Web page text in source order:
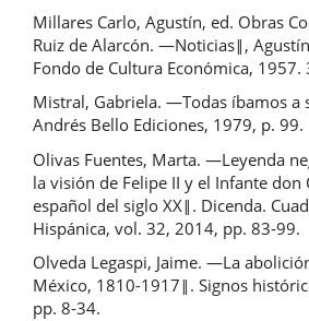
Millares Carlo, Agustín, ed. Obras
Ruiz de Alarcón. ―Noticias‖,
Fondo de Cultura Económica, 1957.
Mistral, Gabriela. ―Todas íbamos a
Andrés Bello Ediciones, 1979, p. 99.
Olivas Fuentes, Marta. ―Leyenda
la visión de Felipe II y el Infante don
español del siglo XX‖. Dicenda.
Hispánica, vol. 32, 2014, pp. 83-99.
Olveda Legaspi, Jaime. ―La
México, 1810-1917‖. Signos
pp. 8-34.